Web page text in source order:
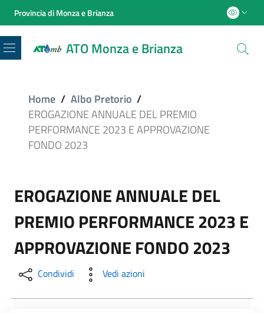
Provincia di Monza e Brianza
ATO Monza e Brianza
Menu
Home / Albo Pretorio /
EROGAZIONE ANNUALE DEL PREMIO
PERFORMANCE 2023 E APPROVAZIONE
FONDO 2023
EROGAZIONE ANNUALE DEL
PREMIO PERFORMANCE 2023 E
APPROVAZIONE FONDO 2023
Condividi Vedi azioni